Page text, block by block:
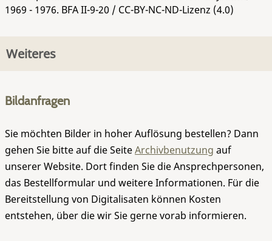
1969 - 1976. BFA II-9-20 / CC-BY-NC-ND-Lizenz (4.0)
Weiteres
Bildanfragen
Sie möchten Bilder in hoher Auflösung bestellen? Dann
gehen Sie bitte auf die SeiteArchivbenutzung auf
unserer Website. Dort finden Sie die Ansprechpersonen,
das Bestellformular und weitere Informationen. Für die
Bereitstellung von Digitalisaten können Kosten
entstehen, über die wir Sie gerne vorab informieren.